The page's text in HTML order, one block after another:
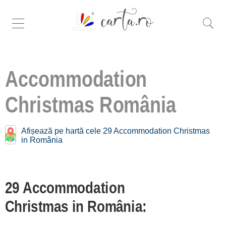
Accommodation
Christmas România
Afișează pe hartă cele 29 Accommodation Christmas
in România
29 Accommodation
Christmas in România:
Search more specific
România:
Maramureș [3]
Moldova [1]